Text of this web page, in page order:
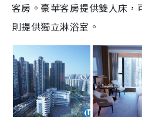
客房。豪華客房提供雙人床，
則提供獨立淋浴室。